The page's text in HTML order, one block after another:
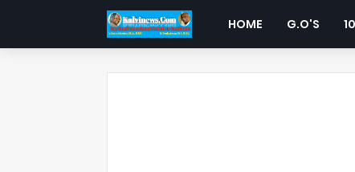
HOME G.O'S